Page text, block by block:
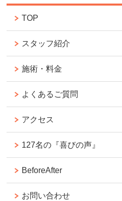
TOP
スタッフ紹介
施術・料金
よくあるご質問
アクセス
127名の『喜びの声』
BeforeAfter
お問い合わせ